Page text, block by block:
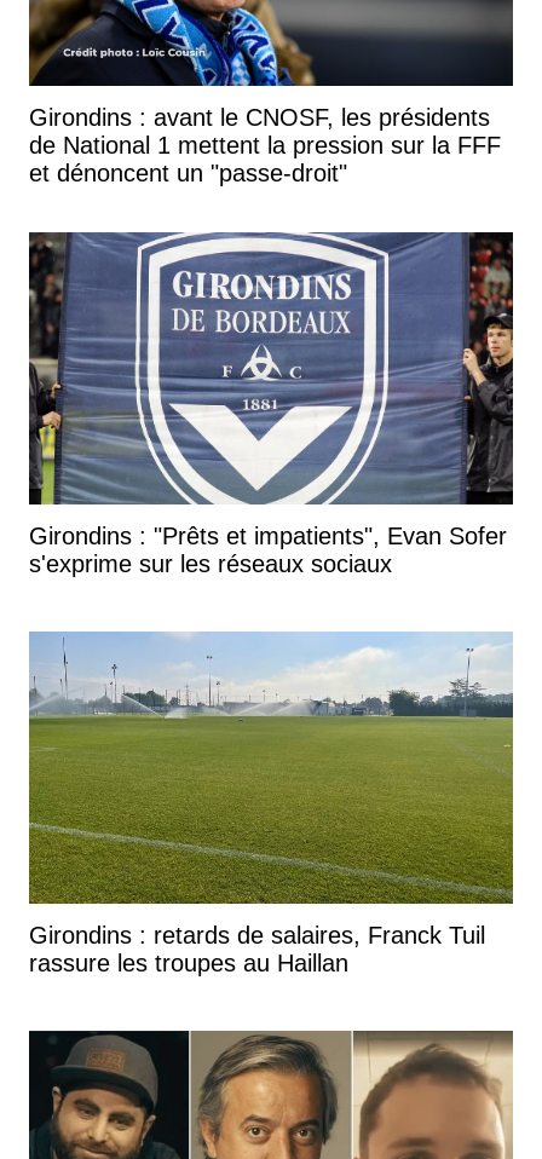
Girondins : avant le CNOSF, les présidents
de National 1 mettent la pression sur la FFF
et dénoncent un "passe-droit"
Girondins : "Prêts et impatients", Evan Sofer
s'exprime sur les réseaux sociaux
Girondins : retards de salaires, Franck Tuil
rassure les troupes au Haillan